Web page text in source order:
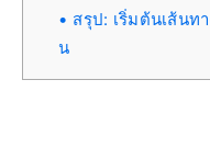
สรุป: เริ่มต้นเส้นท
น